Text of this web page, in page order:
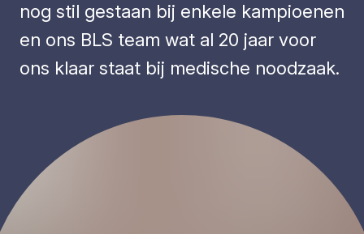
nog stil gestaan bij enkele kampioenen
en ons BLS team wat al 20 jaar voor
ons klaar staat bij medische noodzaak.